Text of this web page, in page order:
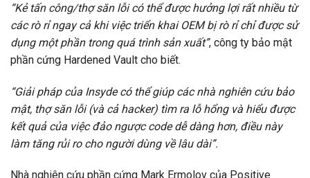
“Kẻ tấn công/thợ săn lỗi có thể được hưởng lợi rất nhiều từ
các rò rỉ ngay cả khi việc triển khai OEM bị rò rỉ chỉ được sử
dụng một phần trong quá trình sản xuất”, công ty bảo mật
phần cứng Hardened Vault cho biết.
“Giải pháp của Insyde có thể giúp các nhà nghiên cứu bảo
mật, thợ săn lỗi (và cả hacker) tìm ra lỗ hổng và hiểu được
kết quả của việc đảo ngược code dễ dàng hơn, điều này
làm tăng rủi ro cho người dùng về lâu dài”.
Nhà nghiên cứu phần cứng Mark Ermolov của Positive